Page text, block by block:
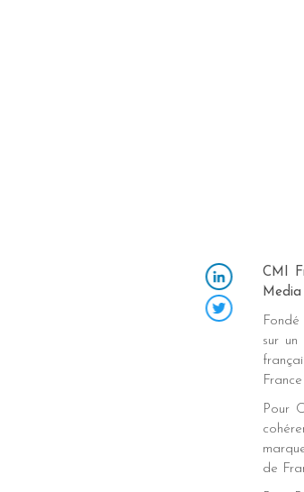
LinkedIn
CMI
Media
sur
Pour
de